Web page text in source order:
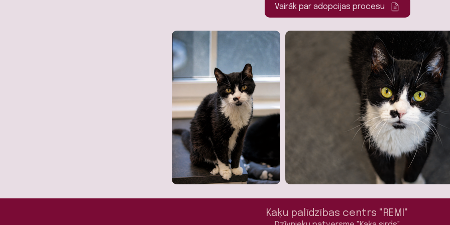
Vairāk par adopcijas procesu
Kaķu palīdzības centrs "REMI"